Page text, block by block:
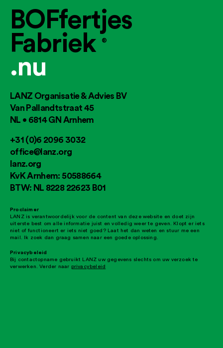
BOFfertjes
Fabriek®
.nu
LANZ Organisatie & Advies BV
Van Pallandtstraat 45
NL • 6814 GN Arnhem
+31 (0)6 2096 3032
office@lanz.org
lanz.org
KvK Arnhem: 50588664
BTW: NL 8228 22623 B01
Proclaimer
LANZ is verantwoordelijk voor de content van deze website en doet zijn
uiterste best om alle informatie juist en volledig weer te geven. Klopt er iets
niet of functioneert er iets niet goed? Laat het dan weten en stuur me een
mail. Ik zoek dan graag samen naar een goede oplossing.
Privacybeleid
Bij contactopname gebruikt LANZ uw gegevens slechts om uw verzoek te
verwerken. Verder naar privacybeleid